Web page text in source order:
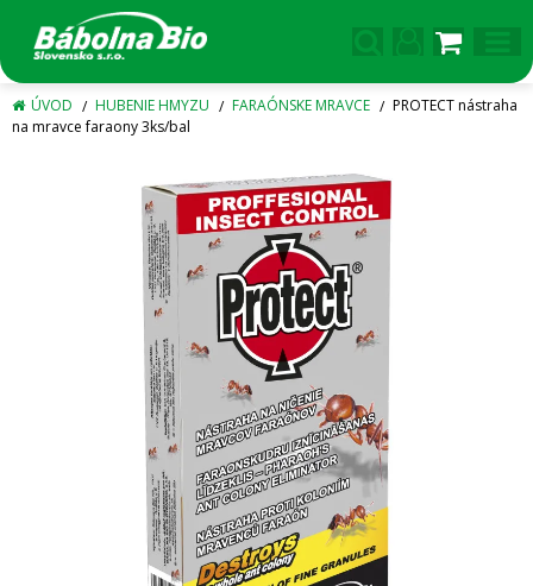
ÚVOD HUBENIE HMYZU FARAÓNSKE MRAVCE
PROTECT nástraha
na mravce faraony 3ks/bal